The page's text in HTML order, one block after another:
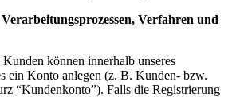
Verfahren und
Kunden können innerhalb unseres
ein Konto anlegen (z. B. Kunden- bzw.
“Kundenkonto”). Falls die Registrierung